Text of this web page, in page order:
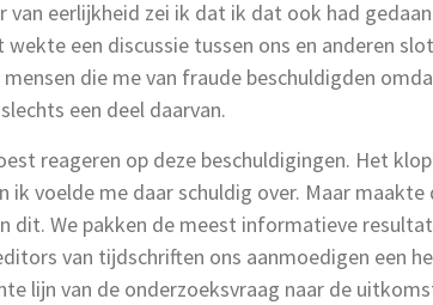
van eerlijkheid zei ik dat ik dat ook had
een discussie tussen ons en anderen
die me van fraude beschuldigden
een deel daarvan.
reageren op deze beschuldigingen. Het
ik voelde me daar schuldig over. Maar
dit. We pakken de meest informatieve
van tijdschriften ons aanmoedigen een
lijn van de onderzoeksvraag naar de